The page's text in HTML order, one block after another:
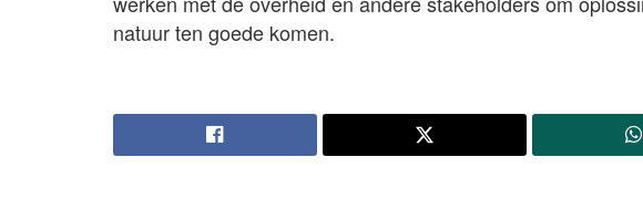
natuur ten goede komen.